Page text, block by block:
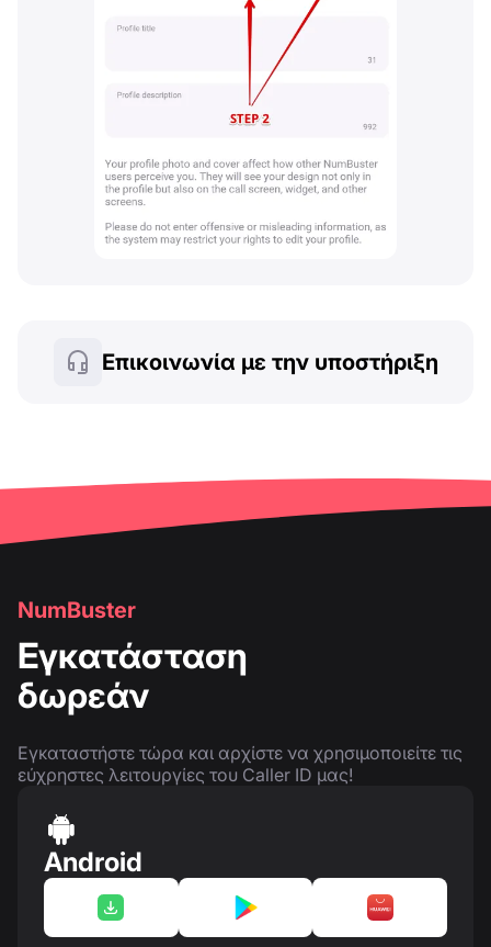
Επικοινωνία με την υποστήριξη
NumBuster
Εγκατάσταση
δωρεάν
Εγκαταστήστε τώρα και αρχίστε να χρησιμοποιείτε τις
εύχρηστες λειτουργίες του Caller ID μας!
Android